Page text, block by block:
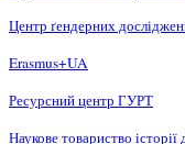
Центр ґендерних
Erasmus+UA
Ресурсний центр ГУРТ
Наукове товариство